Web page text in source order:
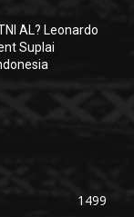
AL? Leonardo
Suplai
1499